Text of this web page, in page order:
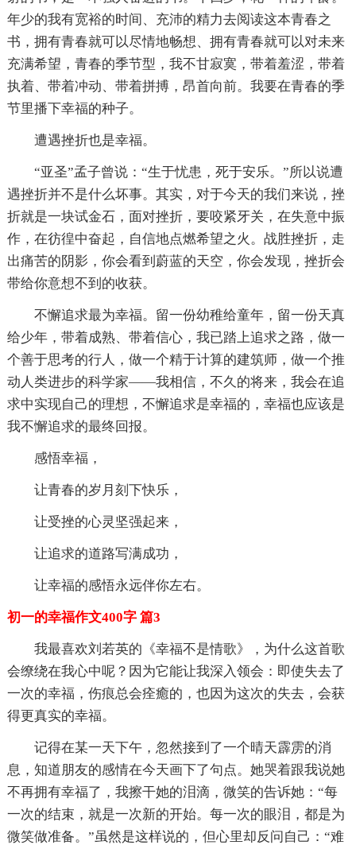
年少的我有宽裕的时间、充沛的精力去阅读这本青春之
书，拥有青春就可以尽情地畅想、拥有青春就可以对未来
充满希望，青春的季节型，我不甘寂寞，带着羞涩，带着
执着、带着冲动、带着拼搏，昂首向前。我要在青春的季
节里播下幸福的种子。
遭遇挫折也是幸福。
“亚圣”孟子曾说：“生于忧患，死于安乐。”所以说遭
遇挫折并不是什么坏事。其实，对于今天的我们来说，挫
折就是一块试金石，面对挫折，要咬紧牙关，在失意中振
作，在彷徨中奋起，自信地点燃希望之火。战胜挫折，走
出痛苦的阴影，你会看到蔚蓝的天空，你会发现，挫折会
带给你意想不到的收获。
不懈追求最为幸福。留一份幼稚给童年，留一份天真
给少年，带着成熟、带着信心，我已踏上追求之路，做一
个善于思考的行人，做一个精于计算的建筑师，做一个推
动人类进步的科学家——我相信，不久的将来，我会在追
求中实现自己的理想，不懈追求是幸福的，幸福也应该是
我不懈追求的最终回报。
感悟幸福，
让青春的岁月刻下快乐，
让受挫的心灵坚强起来，
让追求的道路写满成功，
让幸福的感悟永远伴你左右。
初一的幸福作文400字 篇3
我最喜欢刘若英的《幸福不是情歌》，为什么这首歌
会缭绕在我心中呢？因为它能让我深入领会：即使失去了
一次的幸福，伤痕总会痊癒的，也因为这次的失去，会获
得更真实的幸福。
记得在某一天下午，忽然接到了一个晴天霹雳的消
息，知道朋友的感情在今天画下了句点。她哭着跟我说她
不再拥有幸福了，我擦干她的泪滴，微笑的告诉她：“每
一次的结束，就是一次新的开始。每一次的眼泪，都是为
微笑做准备。”虽然是这样说的，但心里却反问自己：“难